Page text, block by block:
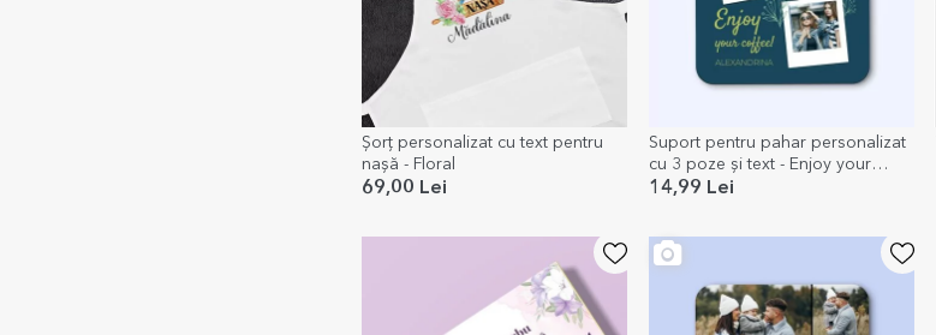
Șorț personalizat cu text pentru
nașă - Floral
69,00 Lei
Suport pentru pahar personalizat
cu 3 poze și text - Enjoy your
coffee
14,99 Lei